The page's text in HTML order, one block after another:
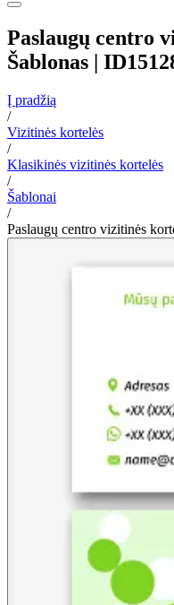
Paslaugų centro
Šablonas |
Į pradžią
/
Vizitinės kortelės
/
Klasikinės vizitinės kortelės
/
Šablonai
/
Paslaugų centro vizitinės